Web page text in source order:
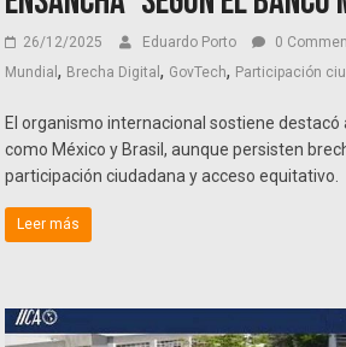
26/12/2025 Eduardo Porto 0
Mundial, Brecha Digital, GovTech, Participación
El organismo internacional sostiene destacó
como México y Brasil, aunque persisten
participación ciudadana y acceso equitativo.
Leer más